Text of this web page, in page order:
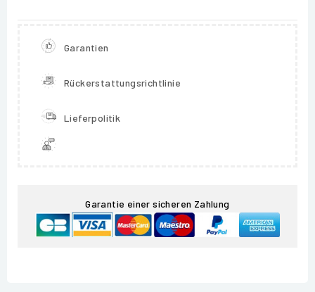
Garantien
Rückerstattungsrichtlinie
Lieferpolitik
Garantie einer sicheren Zahlung